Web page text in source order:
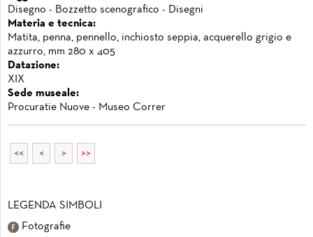
Disegno - Bozzetto scenografico - Disegni
Materia e tecnica:
Matita, penna, pennello, inchiosto seppia, acquerello grigio e
azzurro, mm 280 x 405
Datazione:
XIX
Sede museale:
Procuratie Nuove - Museo Correr
<< < > >>
LEGENDA SIMBOLI
Fotografie